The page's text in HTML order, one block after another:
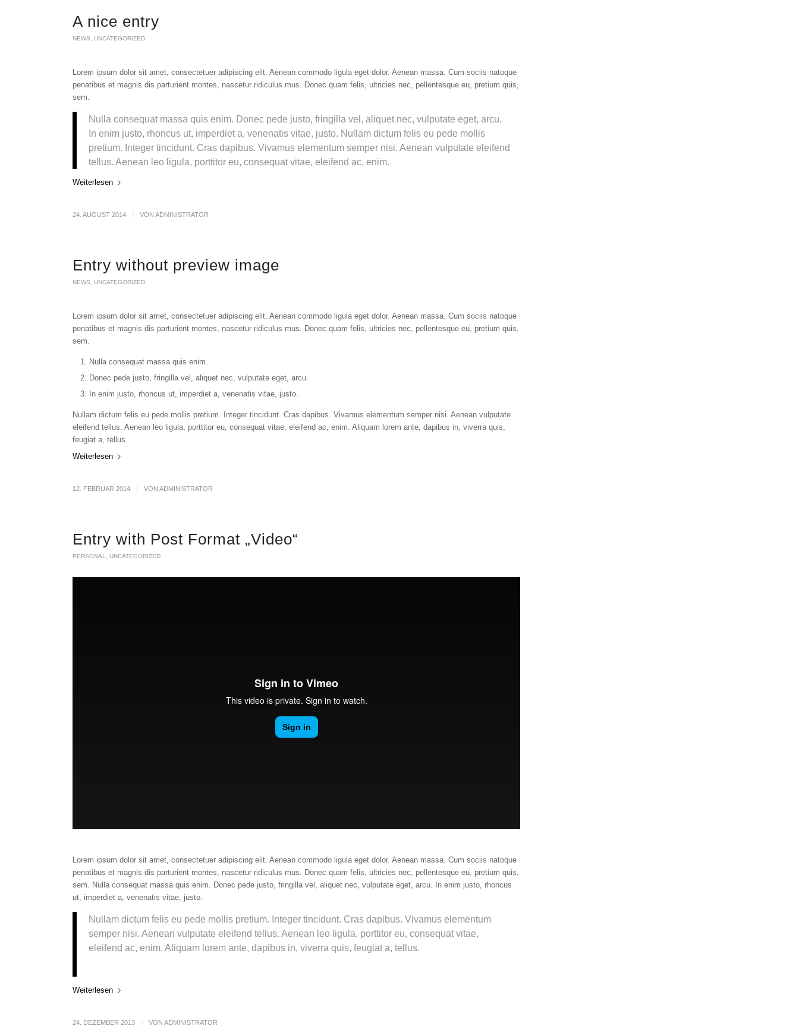
A nice entry
NEWS UNCATEGORIZED
Lorem ipsum dolor sit amet, consectetuer adipiscing elit. Aenean commodo ligula eget dolor. Aenean massa. Cum sociis natoque
penatibus et magnis dis parturient montes, nascetur ridiculus mus. Donec quam felis, ultricies nec, pellentesque eu, pretium quis,
sem.
Nulla consequat massa quis enim. Donec pede justo, fringilla vel, aliquet nec, vulputate eget, arcu.
In enim justo, rhoncus ut, imperdiet a, venenatis vitae, justo. Nullam dictum felis eu pede mollis
pretium. Integer tincidunt. Cras dapibus. Vivamus elementum semper nisi. Aenean vulputate eleifend
tellus. Aenean leo ligula, porttitor eu, consequat vitae, eleifend ac, enim.
Weiterlesen
24. AUGUST 2014 / VON ADMINISTRATOR
Entry without preview image
NEWS UNCATEGORIZED
Lorem ipsum dolor sit amet, consectetuer adipiscing elit. Aenean commodo ligula eget dolor. Aenean massa. Cum sociis natoque
penatibus et magnis dis parturient montes, nascetur ridiculus mus. Donec quam felis, ultricies nec, pellentesque eu, pretium quis,
sem.
Nulla consequat massa quis enim.
Donec pede justo, fringilla vel, aliquet nec, vulputate eget, arcu.
In enim justo, rhoncus ut, imperdiet a, venenatis vitae, justo.
Nullam dictum felis eu pede mollis pretium. Integer tincidunt. Cras dapibus. Vivamus elementum semper nisi. Aenean vulputate
eleifend tellus. Aenean leo ligula, porttitor eu, consequat vitae, eleifend ac, enim. Aliquam lorem ante, dapibus in, viverra quis,
feugiat a, tellus.
Weiterlesen
12. FEBRUAR 2014 / VON ADMINISTRATOR
Entry with Post Format „Video“
PERSONAL, UNCATEGORIZED
Lorem ipsum dolor sit amet, consectetuer adipiscing elit. Aenean commodo ligula eget dolor. Aenean massa. Cum sociis natoque
penatibus et magnis dis parturient montes, nascetur ridiculus mus. Donec quam felis, ultricies nec, pellentesque eu, pretium quis,
sem. Nulla consequat massa quis enim. Donec pede justo, fringilla vel, aliquet nec, vulputate eget, arcu. In enim justo, rhoncus
ut, imperdiet a, venenatis vitae, justo.
Nullam dictum felis eu pede mollis pretium. Integer tincidunt. Cras dapibus. Vivamus elementum
semper nisi. Aenean vulputate eleifend tellus. Aenean leo ligula, porttitor eu, consequat vitae,
eleifend ac, enim. Aliquam lorem ante, dapibus in, viverra quis, feugiat a, tellus.
Weiterlesen
24. DEZEMBER 2013 / VON ADMINISTRATOR